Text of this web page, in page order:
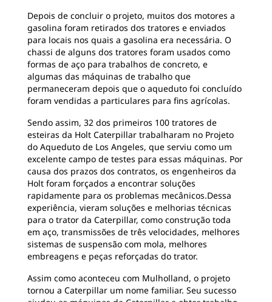
Depois de concluir o projeto, muitos dos motores a
gasolina foram retirados dos tratores e enviados
para locais nos quais a gasolina era necessária. O
chassi de alguns dos tratores foram usados como
formas de aço para trabalhos de concreto, e
algumas das máquinas de trabalho que
permaneceram depois que o aqueduto foi concluído
foram vendidas a particulares para fins agrícolas.
Sendo assim, 32 dos primeiros 100 tratores de
esteiras da Holt Caterpillar trabalharam no Projeto
do Aqueduto de Los Angeles, que serviu como um
excelente campo de testes para essas máquinas. Por
causa dos prazos dos contratos, os engenheiros da
Holt foram forçados a encontrar soluções
rapidamente para os problemas mecânicos.Dessa
experiência, vieram soluções e melhorias técnicas
para o trator da Caterpillar, como construção toda
em aço, transmissões de três velocidades, melhores
sistemas de suspensão com mola, melhores
embreagens e peças reforçadas do trator.
Assim como aconteceu com Mulholland, o projeto
tornou a Caterpillar um nome familiar. Seu sucesso